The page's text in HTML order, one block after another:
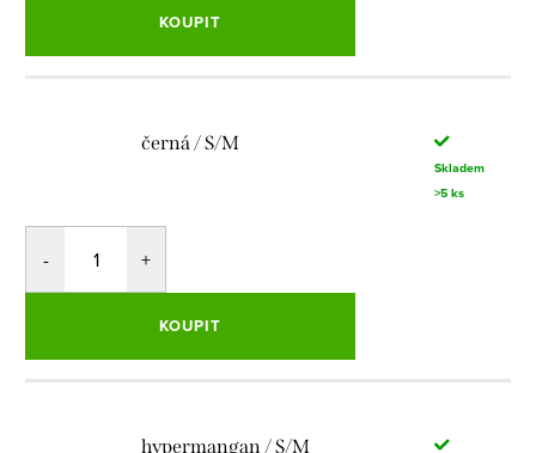
KOUPIT
černá / S/M
Skladem
>5 ks
KOUPIT
hypermangan / S/M